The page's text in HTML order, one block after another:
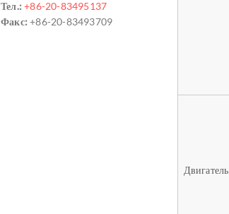
Двигатель
Тел.: +86-20-83495137
Факс: +86-20-83493709